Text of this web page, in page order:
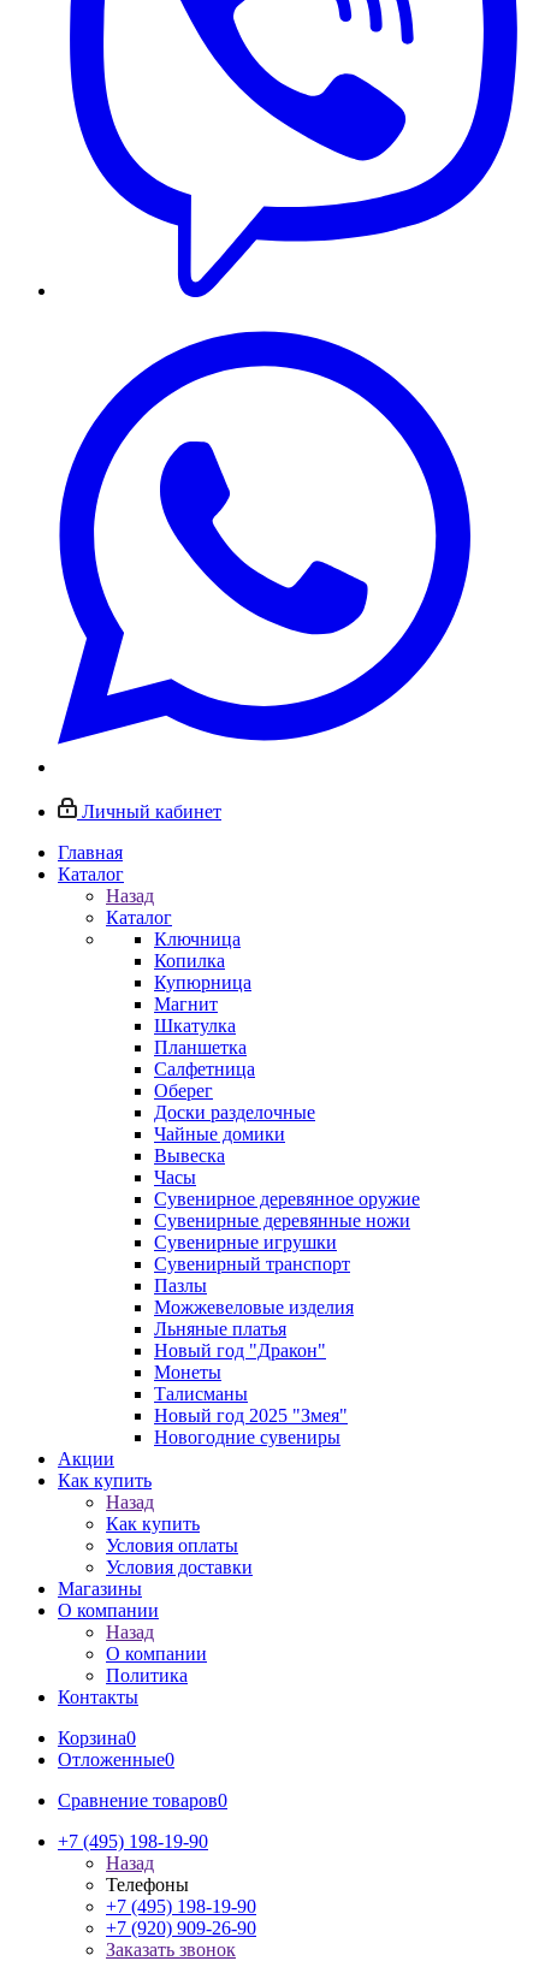
Личный кабинет
Главная
Каталог
Назад
Каталог
Ключница
Копилка
Купюрница
Магнит
Шкатулка
Планшетка
Салфетница
Оберег
Доски разделочные
Чайные домики
Вывеска
Часы
Сувенирное деревянное оружие
Сувенирные деревянные ножи
Сувенирные игрушки
Сувенирный транспорт
Пазлы
Можжевеловые изделия
Льняные платья
Новый год "Дракон"
Монеты
Талисманы
Новый год 2025 "Змея"
Новогодние сувениры
Акции
Как купить
Назад
Как купить
Условия оплаты
Условия доставки
Магазины
О компании
Назад
О компании
Политика
Контакты
Корзина0
Отложенные0
Сравнение товаров0
+7 (495) 198-19-90
Назад
Телефоны
+7 (495) 198-19-90
+7 (920) 909-26-90
Заказать звонок